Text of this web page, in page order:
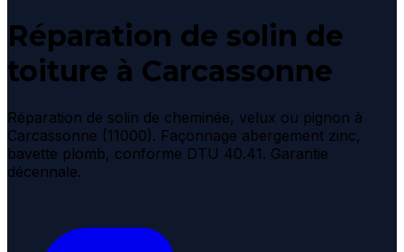
Réparation de solin de
toiture à Carcassonne
Réparation de solin de cheminée, velux ou pignon à
Carcassonne (11000). Façonnage abergement zinc,
bavette plomb, conforme DTU 40.41. Garantie
décennale.